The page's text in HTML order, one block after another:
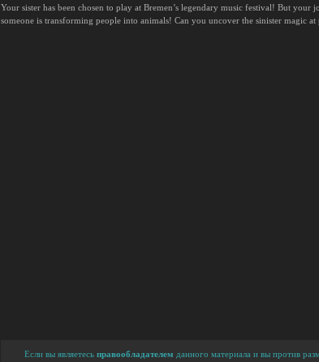
Your sister has been chosen to play at Bremen’s legendary music festival! But
someone is transforming people into animals! Can you uncover the sinister magic
Если вы являетесь правообладателем данного материала и вы против